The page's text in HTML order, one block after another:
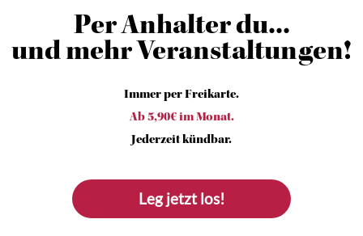
Per Anhalter du...
und mehr Veranstaltungen!
Immer per Freikarte.
Ab 5,90€ im Monat.
Jederzeit kündbar.
Leg jetzt los!